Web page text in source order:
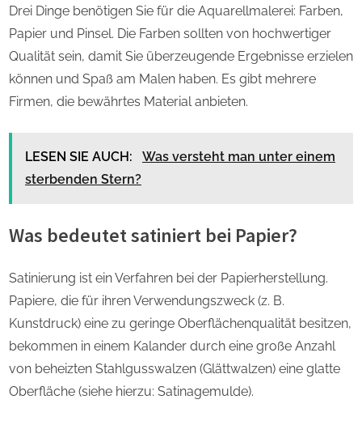
Drei Dinge benötigen Sie für die Aquarellmalerei: Farben,
Papier und Pinsel. Die Farben sollten von hochwertiger
Qualität sein, damit Sie überzeugende Ergebnisse erzielen
können und Spaß am Malen haben. Es gibt mehrere
Firmen, die bewährtes Material anbieten.
LESEN SIE AUCH:
Was versteht man unter einem
sterbenden Stern?
Was bedeutet satiniert bei Papier?
Satinierung ist ein Verfahren bei der Papierherstellung.
Papiere, die für ihren Verwendungszweck (z. B.
Kunstdruck) eine zu geringe Oberflächenqualität besitzen,
bekommen in einem Kalander durch eine große Anzahl
von beheizten Stahlgusswalzen (Glättwalzen) eine glatte
Oberfläche (siehe hierzu: Satinagemulde).